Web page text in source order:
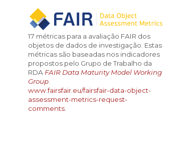
17 métricas para a avaliação FAIR dos
objetos de dados de investigação. Estas
métricas são baseadas nos indicadores
propostos pelo Grupo de Trabalho da
RDA FAIR Data Maturity Model Working
Group.
www.fairsfair.eu/fairsfair-data-object-
assessment-metrics-request-
comments.